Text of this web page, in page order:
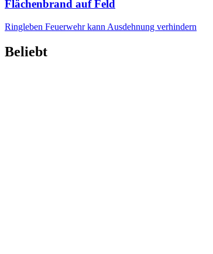
Flächenbrand auf Feld
Ringleben Feuerwehr kann Ausdehnung verhindern
Beliebt